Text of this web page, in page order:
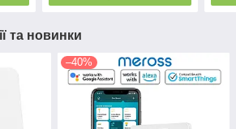
та новинки
–40%